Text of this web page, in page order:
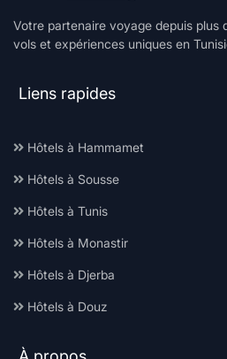
Votre partenaire voyage depuis plus
vols et expériences uniques en
Liens rapides
Hôtels à Hammamet
Hôtels à Sousse
Hôtels à Tunis
Hôtels à Monastir
Hôtels à Djerba
Hôtels à Douz